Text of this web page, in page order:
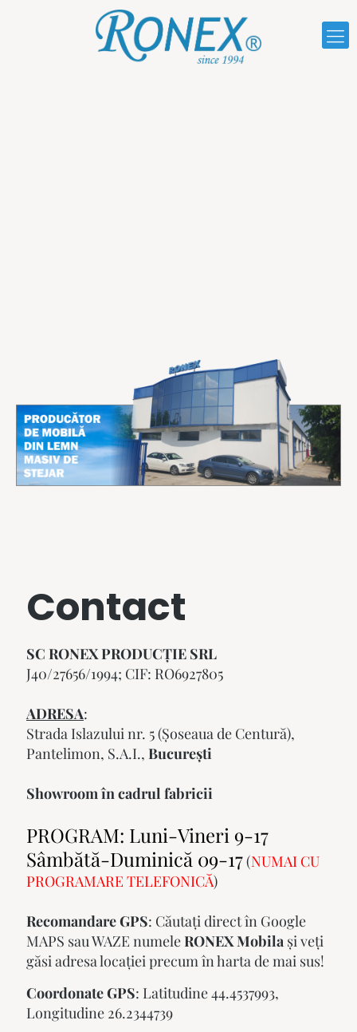
Contact
SC RONEX PRODUCŢIE SRL
J40/27656/1994; CIF: RO6927805
ADRESA:
Strada Islazului nr. 5 (Şoseaua de Centură),
Pantelimon, S.A.I., Bucureşti
Showroom în cadrul fabricii
PROGRAM: Luni-Vineri 9-17
Sâmbătă-Duminică 09-17(NUMAI CU
PROGRAMARE TELEFONICĂ)
Recomandare GPS: Căutați direct în Google
MAPS sau WAZE numeleRONEX Mobila și veți
găsi adresa locației precum în harta de mai sus!
Coordonate GPS: Latitudine 44.4537993,
Longitudine 26.2344739